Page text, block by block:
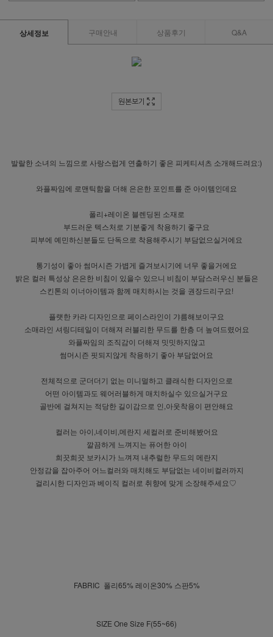
상세정보 구매안내 상품후기 Q&A
원본보기
발랄한 소녀의 느낌으로 사랑스럽게 연출하기 좋은 피케티셔츠 소개해드려요:)
와플짜임에 로맨틱함을 더해 은은한 포인트를 준 아이템인데요
폴리+레이온 블렌딩된 소재로
부드러운 텍스처로 기분좋게 착용하기 좋구요
피부에 예민하신분들도 단독으로 착용해주시기 부담없으실거에요
통기성이 좋아 썸머시즌 가볍게 즐겨보시기에 너무 좋을거에요
밝은 컬러 특성상 은은한 비침이 있을수 있으니 비침이 부담스러우신 분들은
스킨톤의 이너아이템과 함께 매치하시는 것을 권장드리구요!
플랫한 카라 디자인으로 페이스라인이 갸름해보이구요
소매라인 셔링디테일이 더해져 러블리한 무드를 한층 더 높여드렸어요
와플짜임의 조직감이 더해져 밋밋하지않고
썸머시즌 핏되지않게 착용하기 좋아 부담없어요
전체적으로 군더더기 없는 미니멀하고 클래식한 디자인으로
어떤 아이템과도 웨어러블하게 매치하실수 있으실거구요
골반에 걸쳐지는 적당한 길이감으로 인,아웃착용이 편안해요
컬러는 아이,네이비,메란지 세컬러로 준비해봤어요
깔끔하게 느껴지는 퓨어한 아이
희끗희끗 보카시가 느껴져 내추럴한 무드의 메란지
안정감을 잡아주어 어느컬러와 매치해도 부담없는 네이비컬러까지
걸리시한 디자인과 베이직 컬러로 취향에 맞게 소장해주세요♡
FABRIC 폴리65% 레이온30% 스판5%
SIZE One Size F(55~66)